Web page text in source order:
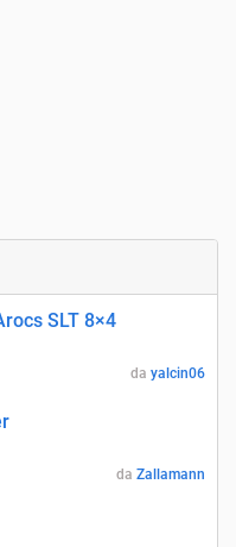
SLT 8×4
da yalcin06
da Zallamann